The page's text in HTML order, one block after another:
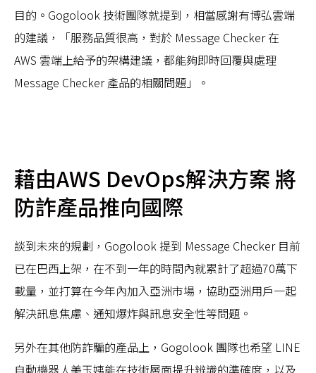
目的。Gogolook 技術團隊就提到，相當感謝有博弘雲端
的建議，「服務品質很高，對於 Message Checker 在
AWS 雲端上給予的架構建議，都能夠即時回覆與處理
Message Checker 產品的相關問題」。
藉由AWS DevOps解決方案 將
防詐產品推向國際
談到未來的規劃，Gogolook 提到 Message Checker 目前
已在巴西上架，在不到一年的時間內就累計了超過70萬下
載量，並打算在今年內加入亞洲市場，協助亞洲用戶一起
解決訊息焦慮、通知爆炸與訊息安全性等問題。
另外在其他防詐騙的產品上，Gogolook 團隊也希望 LINE
自動機器人美玉姨能在技術層面提升辨識的準確度，以及